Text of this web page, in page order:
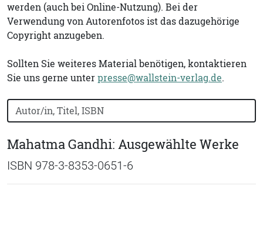
werden (auch bei Online-Nutzung). Bei der
Verwendung von Autorenfotos ist das dazugehörige
Copyright anzugeben.
Sollten Sie weiteres Material benötigen, kontaktieren
Sie uns gerne unterpresse@wallstein-verlag.de.
Bücher nach Buchtitel, Autorennamen oder ISBN
Mahatma Gandhi: Ausgewählte Werke
ISBN 978-3-8353-0651-6